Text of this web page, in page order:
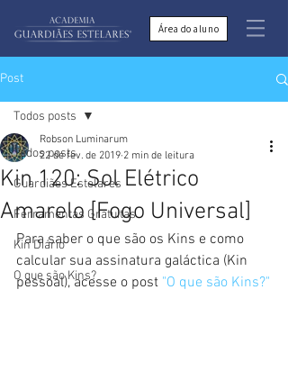
Área do aluno
Post
Todos posts
Guardiães Estelares
Ferramentas Gratuitas
Kin Diário
O que são Kins?
Todos posts
Kin 120: Sol Elétrico
Amarelo [Fogo Universal]
Robson Luminarum
22 de fev. de 2019 2 min de leitura
Para saber o que são os Kins e como
calcular sua assinatura galáctica (Kin
pessoal), acesse o post "O que são Kins?"